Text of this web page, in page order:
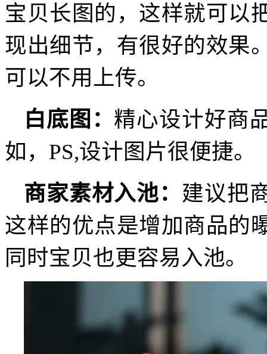
宝贝长图的，这样就可以
现出细节，有很好的效果
可以不用上传。
白底图： 精心设计好商
如，PS,设计图片很便捷。
商家素材入池： 建议把
这样的优点是增加商品的
同时宝贝也更容易入池。